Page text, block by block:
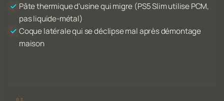
Pâte thermique d'usine qui migre (PS5 Slim utilise PCM,
pas liquide-métal)
Coque latérale qui se déclipse mal après démontage
maison